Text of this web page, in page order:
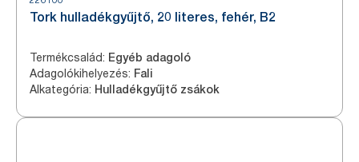
Tork hulladékgyűjtő, 20 literes, fehér, B2
Termékcsalád: Egyéb adagoló
Adagolókihelyezés: Fali
Alkategória: Hulladékgyűjtő zsákok